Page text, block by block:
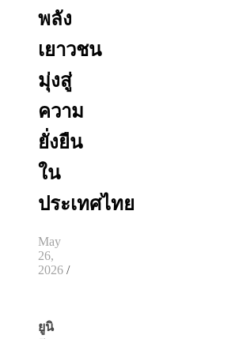
พลัง
เยาวชน
มุ่งสู่
ความ
ยั่งยืน
ใน
ประเทศไทย
May
26,
2026 /
ยูนิ